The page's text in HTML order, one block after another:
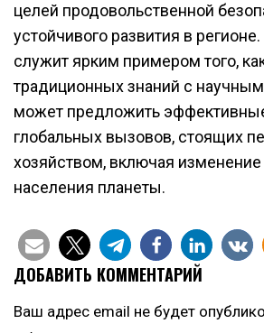
целей продовольственной
устойчивого развития в
служит ярким примером того,
традиционных знаний с
может предложить
глобальных вызовов, стоящих
хозяйством, включая изменение
населения планеты.
ДОБАВИТЬ КОММЕНТАРИЙ
Ваш адрес email не будет